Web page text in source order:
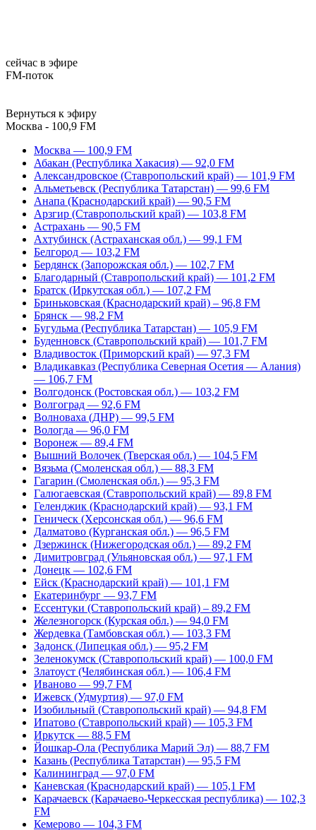
сейчас в эфире
FM-поток
Вернуться к эфиру
Москва - 100,9 FM
Москва — 100,9 FM
Абакан (Республика Хакасия) — 92,0 FM
Александровское (Ставропольский край) — 101,9 FM
Альметьевск (Республика Татарстан) — 99,6 FM
Анапа (Краснодарский край) — 90,5 FM
Арзгир (Ставропольский край) — 103,8 FM
Астрахань — 90,5 FM
Ахтубинск (Астраханская обл.) — 99,1 FM
Белгород — 103,2 FM
Бердянск (Запорожская обл.) — 102,7 FM
Благодарный (Ставропольский край) — 101,2 FM
Братск (Иркутская обл.) — 107,2 FM
Бриньковская (Краснодарский край) – 96,8 FM
Брянск — 98,2 FM
Бугульма (Республика Татарстан) — 105,9 FM
Буденновск (Ставропольский край) — 101,7 FM
Владивосток (Приморский край) — 97,3 FM
Владикавказ (Республика Северная Осетия — Алания)
— 106,7 FM
Волгодонск (Ростовская обл.) — 103,2 FM
Волгоград — 92,6 FM
Волноваха (ДНР) — 99,5 FM
Вологда — 96,0 FM
Воронеж — 89,4 FM
Вышний Волочек (Тверская обл.) — 104,5 FM
Вязьма (Смоленская обл.) — 88,3 FM
Гагарин (Смоленская обл.) — 95,3 FM
Галюгаевская (Ставропольский край) — 89,8 FM
Геленджик (Краснодарский край) — 93,1 FM
Геническ (Херсонская обл.) — 96,6 FM
Далматово (Курганская обл.) — 96,5 FM
Дзержинск (Нижегородская обл.) — 89,2 FM
Димитровград (Ульяновская обл.) — 97,1 FM
Донецк — 102,6 FM
Ейск (Краснодарский край) — 101,1 FM
Екатеринбург — 93,7 FM
Ессентуки (Ставропольский край) – 89,2 FM
Железногорск (Курская обл.) — 94,0 FM
Жердевка (Тамбовская обл.) — 103,3 FM
Задонск (Липецкая обл.) — 95,2 FM
Зеленокумск (Ставропольский край) — 100,0 FM
Златоуст (Челябинская обл.) — 106,4 FM
Иваново — 99,7 FM
Ижевск (Удмуртия) — 97,0 FM
Изобильный (Ставропольский край) — 94,8 FM
Ипатово (Ставропольский край) — 105,3 FM
Иркутск — 88,5 FM
Йошкар-Ола (Республика Марий Эл) — 88,7 FM
Казань (Республика Татарстан) — 95,5 FM
Калининград — 97,0 FM
Каневская (Краснодарский край) — 105,1 FM
Карачаевск (Карачаево-Черкесская республика) — 102,3
FM
Кемерово — 104,3 FM